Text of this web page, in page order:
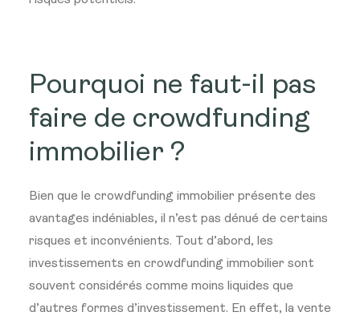
Pourquoi ne faut-il pas
faire de crowdfunding
immobilier ?
Bien que le crowdfunding immobilier présente des
avantages indéniables, il n’est pas dénué de certains
risques et inconvénients. Tout d’abord, les
investissements en crowdfunding immobilier sont
souvent considérés comme moins liquides que
d’autres formes d’investissement. En effet, la vente